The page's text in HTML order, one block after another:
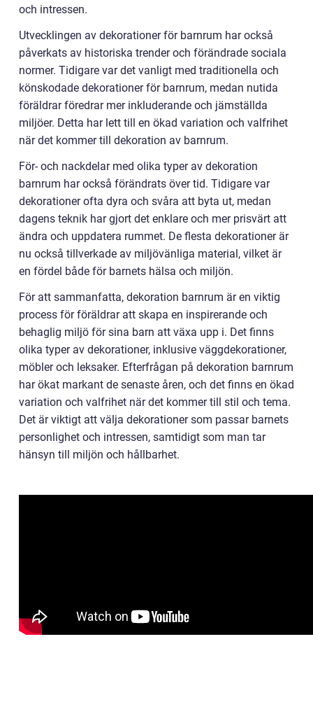
och intressen.
Utvecklingen av dekorationer för barnrum har också
påverkats av historiska trender och förändrade sociala
normer. Tidigare var det vanligt med traditionella och
könskodade dekorationer för barnrum, medan nutida
föräldrar föredrar mer inkluderande och jämställda
miljöer. Detta har lett till en ökad variation och valfrihet
när det kommer till dekoration av barnrum.
För- och nackdelar med olika typer av dekoration
barnrum har också förändrats över tid. Tidigare var
dekorationer ofta dyra och svåra att byta ut, medan
dagens teknik har gjort det enklare och mer prisvärt att
ändra och uppdatera rummet. De flesta dekorationer är
nu också tillverkade av miljövänliga material, vilket är
en fördel både för barnets hälsa och miljön.
För att sammanfatta, dekoration barnrum är en viktig
process för föräldrar att skapa en inspirerande och
behaglig miljö för sina barn att växa upp i. Det finns
olika typer av dekorationer, inklusive väggdekorationer,
möbler och leksaker. Efterfrågan på dekoration barnrum
har ökat markant de senaste åren, och det finns en ökad
variation och valfrihet när det kommer till stil och tema.
Det är viktigt att välja dekorationer som passar barnets
personlighet och intressen, samtidigt som man tar
hänsyn till miljön och hållbarhet.